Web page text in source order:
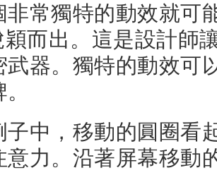
非常獨特的動效就可
穎而出。這是設計師
武器。獨特的動效可
子中，移動的圓圈看
意力。沿著屏幕移動